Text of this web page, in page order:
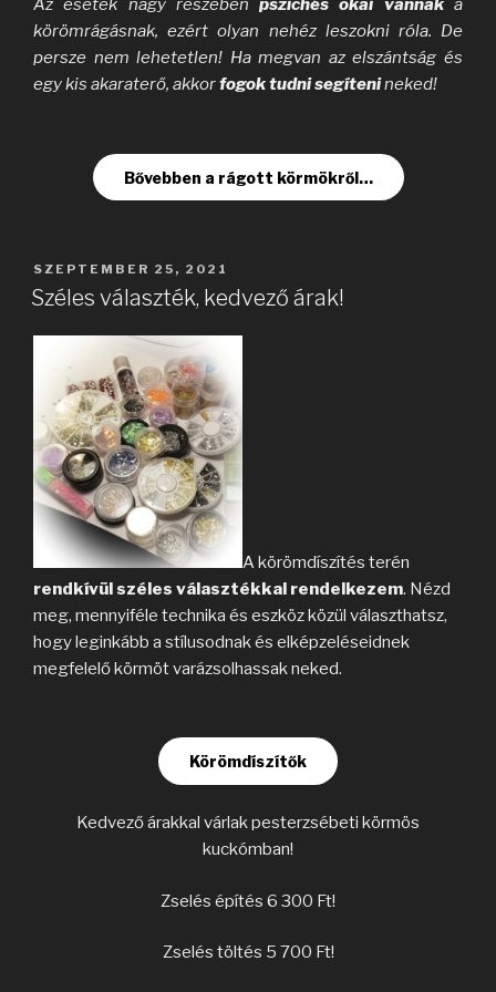
Az esetek nagy részébenpszichés okai vannaka
körömrágásnak, ezért olyan nehéz leszokni róla. De
persze nem lehetetlen! Ha megvan az elszántság és
egy kis akaraterő, akkorfogok tudni segítenineked!
Bővebben a rágott körmökről…
BEKÜLDVE:
SZEPTEMBER 25, 2021
Széles választék, kedvező árak!
A körömdíszítés terén
rendkívül széles választékkal rendelkezem. Nézd
meg, mennyiféle technika és eszköz közül választhatsz,
hogy leginkább a stílusodnak és elképzeléseidnek
megfelelő körmöt varázsolhassak neked.
Körömdíszítők
Kedvező árakkal várlak pesterzsébeti körmös
kuckómban!
Zselés építés 6 300 Ft!
Zselés töltés 5 700 Ft!